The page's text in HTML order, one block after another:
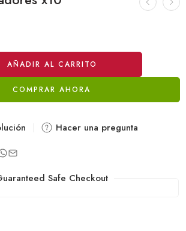
AÑADIR AL CARRITO
COMPRAR AHORA
Hacer una pregunta
Safe Checkout